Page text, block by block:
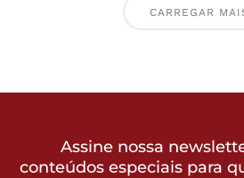
CARREGAR
Assine nossa
conteúdos especiais para